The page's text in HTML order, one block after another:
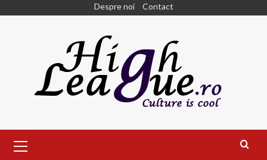
Despre noi Contact
Menu